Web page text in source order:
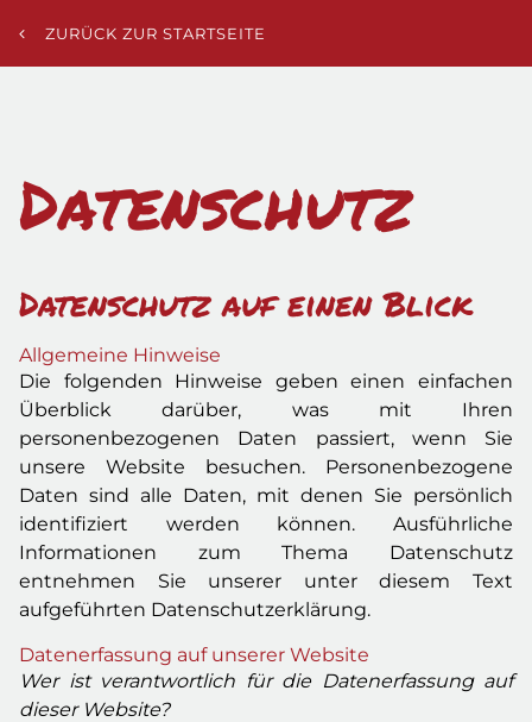
ZURÜCK ZUR STARTSEITE
Datenschutz
Datenschutz auf einen Blick
Allgemeine Hinweise
Die folgenden Hinweise geben einen einfachen
Überblick darüber, was mit Ihren
personenbezogenen Daten passiert, wenn Sie
unsere Website besuchen. Personenbezogene
Daten sind alle Daten, mit denen Sie persönlich
identifiziert werden können. Ausführliche
Informationen zum Thema Datenschutz
entnehmen Sie unserer unter diesem Text
aufgeführten Datenschutzerklärung.
Datenerfassung auf unserer Website
Wer ist verantwortlich für die Datenerfassung auf
dieser Website?